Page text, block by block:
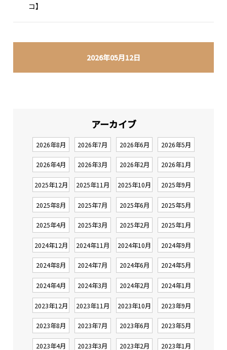
2026年05月12日
コ】
アーカイブ
2026年8月 2026年7月 2026年6月 2026年5月
2026年4月 2026年3月 2026年2月 2026年1月
2025年12月 2025年11月 2025年10月 2025年9月
2025年8月 2025年7月 2025年6月 2025年5月
2025年4月 2025年3月 2025年2月 2025年1月
2024年12月 2024年11月 2024年10月 2024年9月
2024年8月 2024年7月 2024年6月 2024年5月
2024年4月 2024年3月 2024年2月 2024年1月
2023年12月 2023年11月 2023年10月 2023年9月
2023年8月 2023年7月 2023年6月 2023年5月
2023年4月 2023年3月 2023年2月 2023年1月